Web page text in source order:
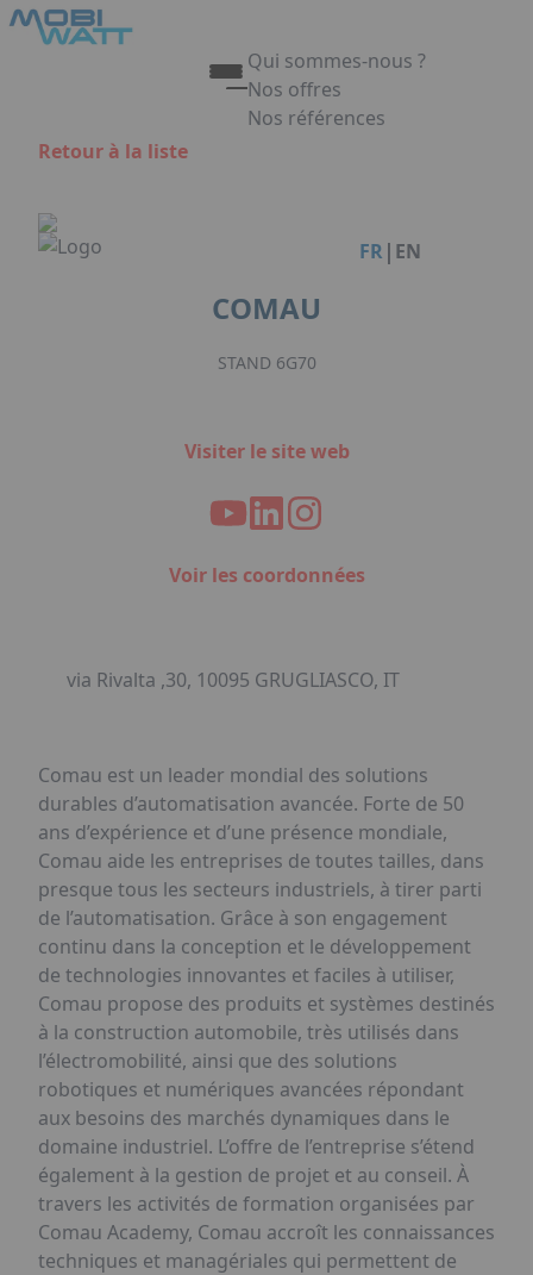
Aller au contenu principal
Qui sommes-nous ?
Nos offres
Nos références
FR | EN
Retour à la liste
COMAU
STAND 6G70
Visiter le site web
Voir les coordonnées
via Rivalta ,30, 10095 GRUGLIASCO, IT
Comau est un leader mondial des solutions
durables d’automatisation avancée. Forte de 50
ans d’expérience et d’une présence mondiale,
Comau aide les entreprises de toutes tailles, dans
presque tous les secteurs industriels, à tirer parti
de l’automatisation. Grâce à son engagement
continu dans la conception et le développement
de technologies innovantes et faciles à utiliser,
Comau propose des produits et systèmes destinés
à la construction automobile, très utilisés dans
l’électromobilité, ainsi que des solutions
robotiques et numériques avancées répondant
aux besoins des marchés dynamiques dans le
domaine industriel. L’offre de l’entreprise s’étend
également à la gestion de projet et au conseil. À
travers les activités de formation organisées par
Comau Academy, Comau accroît les connaissances
techniques et managériales qui permettent de
Panneau de gestion des cookies